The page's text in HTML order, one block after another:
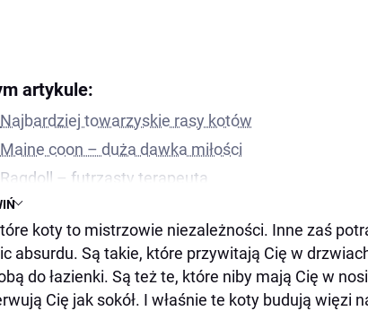
artykule:
Najbardziej towarzyskie rasy kotów
Maine coon – duża dawka miłości
Ragdoll – futrzasty terapeuta
Kot burmski – serce na czterech łapach
Sfinks – zero futra, ale za to sto procent miłości
Koty syjamskie – wierne jak psy
Rasy kotów o niezależnym charakterze
koty to mistrzowie niezależności. Inne zaś
absurdu. Są takie, które przywitają Cię w
do łazienki. Są też te, które niby mają Cię w
Cię jak sokół. I właśnie te koty budują więzi